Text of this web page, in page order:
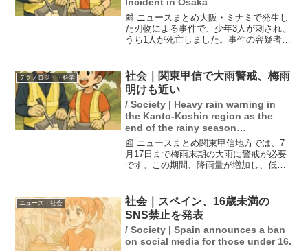
Incident in Osaka
📰 ニュースまとめ大阪・ミナミで発生し
た刃物による事件で、少年3人が刺され、
うち1人が死亡しました。事件の容疑者で
「初めは威嚇するつもりだったが、向か
ってきたので刺した...
テクノロジー・科学
社会｜関東甲信で大雨警戒、梅雨
明けも近い
/ Society | Heavy rain warning in
the Kanto-Koshin region as the
end of the rainy season
approaches.
📰 ニュースまとめ関東甲信地方では、7
月17日まで梅雨末期の大雨に警戒が必要
です。この期間、降雨量が増加し、低地
明けは18日頃と予想されており、その後
は晴天が続く見込みで...
ニュース・社会
社会｜スペイン、16歳未満の
SNS禁止を発表
/ Society | Spain announces a ban
on social media for those under 16.